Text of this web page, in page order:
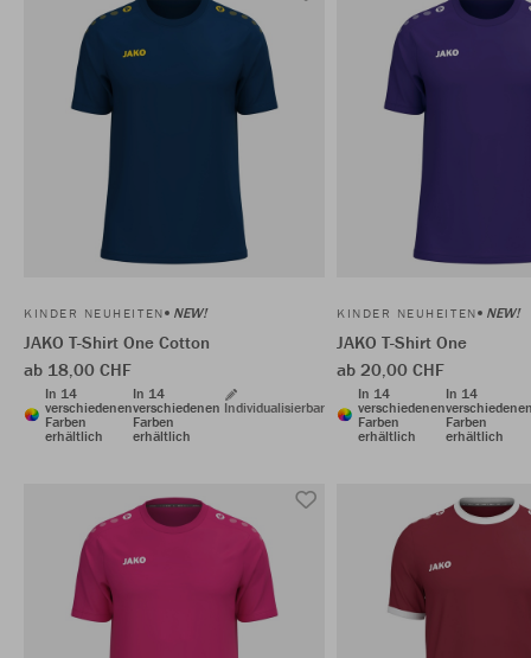
KINDER NEUHEITEN NEW!
JAKO T-Shirt One Cotton
ab 18,00 CHF
In 14
verschiedenen
Farben
erhältlich
In 14
verschiedenen
Farben
erhältlich
Individualisierbar
KINDER NEUHEITEN NEW!
JAKO T-Shirt One
ab 20,00 CHF
In 14
verschiedenen
Farben
erhältlich
In 14
Farben
erhältlich